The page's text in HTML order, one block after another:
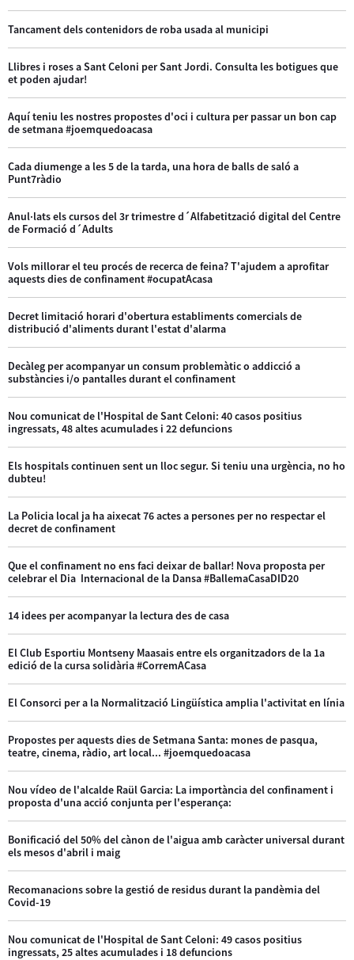
Tancament dels contenidors de roba usada al municipi
Llibres i roses a Sant Celoni per Sant Jordi. Consulta les botigues que
et poden ajudar!
Aquí teniu les nostres propostes d'oci i cultura per passar un bon cap
de setmana #joemquedoacasa
Cada diumenge a les 5 de la tarda, una hora de balls de saló a
Punt7ràdio
Anul·lats els cursos del 3r trimestre d´Alfabetització digital del Centre
de Formació d´Adults
Vols millorar el teu procés de recerca de feina? T'ajudem a aprofitar
aquests dies de confinament #ocupatAcasa
Decret limitació horari d'obertura establiments comercials de
distribució d'aliments durant l'estat d'alarma
Decàleg per acompanyar un consum problemàtic o addicció a
substàncies i/o pantalles durant el confinament
Nou comunicat de l'Hospital de Sant Celoni: 40 casos positius
ingressats, 48 altes acumulades i 22 defuncions
Els hospitals continuen sent un lloc segur. Si teniu una urgència, no ho
dubteu!
La Policia local ja ha aixecat 76 actes a persones per no respectar el
decret de confinament
Que el confinament no ens faci deixar de ballar! Nova proposta per
celebrar el Dia Internacional de la Dansa #BallemaCasaDID20
14 idees per acompanyar la lectura des de casa
El Club Esportiu Montseny Maasais entre els organitzadors de la 1a
edició de la cursa solidària #CorremACasa
El Consorci per a la Normalització Lingüística amplia l'activitat en línia
Propostes per aquests dies de Setmana Santa: mones de pasqua,
teatre, cinema, ràdio, art local... #joemquedoacasa
Nou vídeo de l'alcalde Raül Garcia: La importància del confinament i
proposta d'una acció conjunta per l'esperança:
Bonificació del 50% del cànon de l'aigua amb caràcter universal durant
els mesos d'abril i maig
Recomanacions sobre la gestió de residus durant la pandèmia del
Covid-19
Nou comunicat de l'Hospital de Sant Celoni: 49 casos positius
ingressats, 25 altes acumulades i 18 defuncions